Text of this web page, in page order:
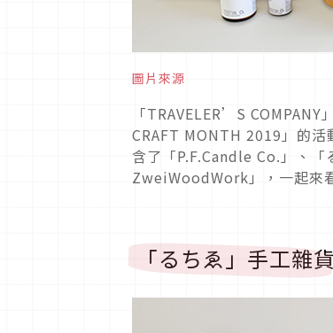
圖片來源
「TRAVELER’S
CRAFT MONTH 2019」的活
含了「P.F.Candle Co.」、「
ZweiWoodWork」，一起來
「るちゑ」手工雜貨